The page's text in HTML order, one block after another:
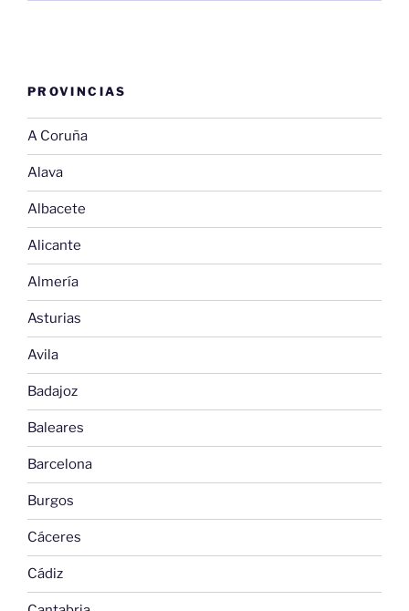
PROVINCIAS
A Coruña
Alava
Albacete
Alicante
Almería
Asturias
Avila
Badajoz
Baleares
Barcelona
Burgos
Cáceres
Cádiz